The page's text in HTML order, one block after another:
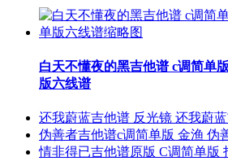
白天不懂夜的黑吉他谱 c调简单
版六线谱
还我蔚蓝吉他谱 反光镜 还我蔚
伪善者吉他谱c调简单版 金渔 伪
情非得已吉他谱原版 C调简单版